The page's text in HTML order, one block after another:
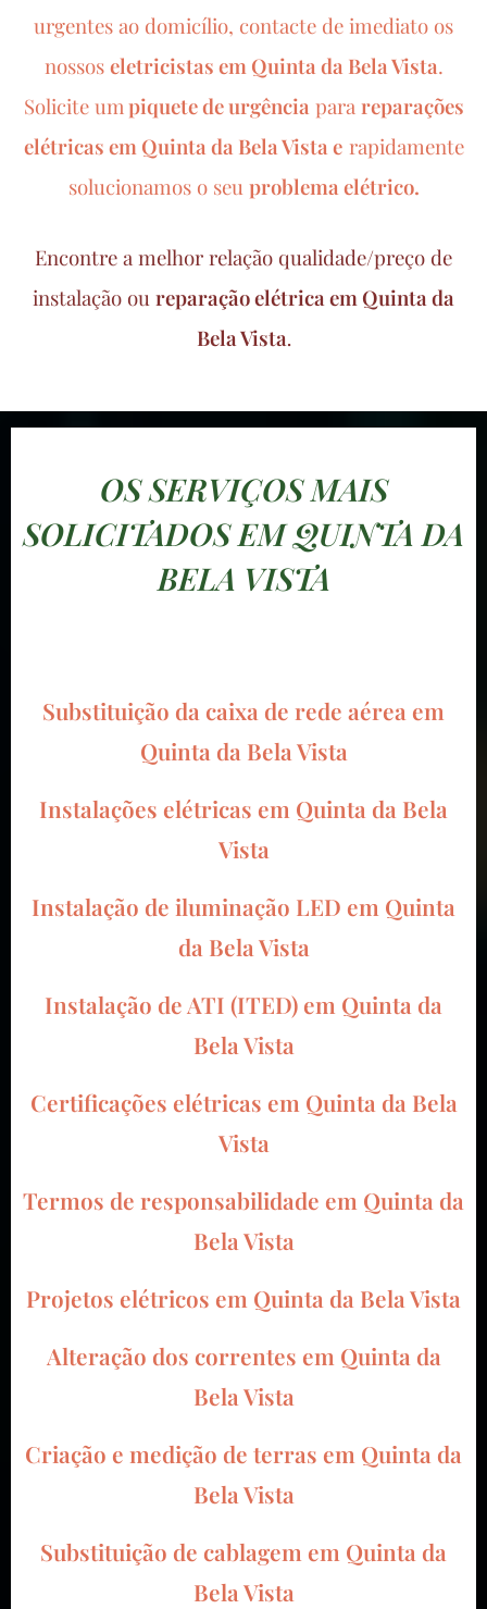
urgentes ao domicílio, contacte de imediato os
nossos eletricistas em Quinta da Bela Vista.
Solicite umpiquete de urgênciapara reparações
elétricas em Quinta da Bela Vista e rapidamente
solucionamos o seu problema elétrico.
Encontre a melhor relação qualidade/preço de
instalação ou reparação elétrica em Quinta da
Bela Vista.
OS SERVIÇOS MAIS
SOLICITADOS EM QUINTA DA
BELA VISTA
Substituição da caixa de rede aérea em
Quinta da Bela Vista
Instalações elétricas em Quinta da Bela
Vista
Instalação de iluminação LED em Quinta
da Bela Vista
Instalação de ATI (ITED) em Quinta da
Bela Vista
Certificações elétricas em Quinta da Bela
Vista
Termos de responsabilidade em Quinta da
Bela Vista
Projetos elétricos em Quinta da Bela Vista
Alteração dos correntes em Quinta da
Bela Vista
Criação e medição de terras em Quinta da
Bela Vista
Substituição de cablagem em Quinta da
Bela Vista